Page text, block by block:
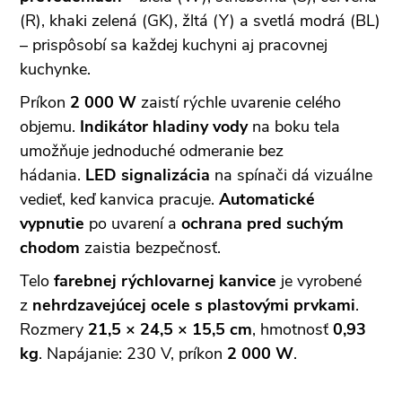
(R), khaki zelená (GK), žltá (Y) a svetlá modrá (BL)
– prispôsobí sa každej kuchyni aj pracovnej
kuchynke.
Príkon 2 000 W zaistí rýchle uvarenie celého
objemu. Indikátor hladiny vodyna boku tela
umožňuje jednoduché odmeranie bez
hádania. LED signalizácia na spínači dá vizuálne
vedieť, keď kanvica pracuje. Automatické
vypnutie po uvarení a ochrana pred suchým
chodom zaistia bezpečnosť.
Telo farebnej rýchlovarnej kanvice je vyrobené
z nehrdzavejúcej ocele s plastovými prvkami.
Rozmery 21,5 × 24,5 × 15,5 cm, hmotnosť 0,93
kg. Napájanie: 230 V, príkon 2 000 W.